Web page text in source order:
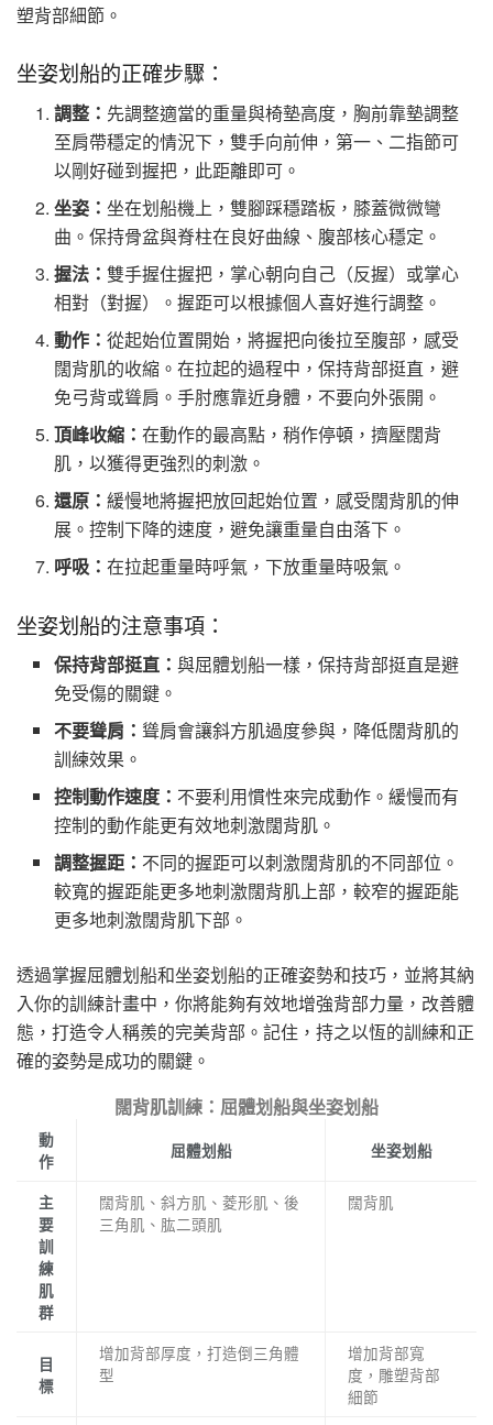
塑背部細節。
坐姿划船的正確步驟：
調整： 先調整適當的重量與椅墊高度，胸前靠墊調整
至肩帶穩定的情況下，雙手向前伸，第一、二指節可
以剛好碰到握把，此距離即可。
坐姿：坐在划船機上，雙腳踩穩踏板，膝蓋微微彎
曲。保持骨盆與脊柱在良好曲線、腹部核心穩定。
握法：雙手握住握把，掌心朝向自己（反握）或掌心
相對（對握）。握距可以根據個人喜好進行調整。
動作：從起始位置開始，將握把向後拉至腹部，感受
闊背肌的收縮。在拉起的過程中，保持背部挺直，避
免弓背或聳肩。手肘應靠近身體，不要向外張開。
頂峰收縮：在動作的最高點，稍作停頓，擠壓闊背
肌，以獲得更強烈的刺激。
還原：緩慢地將握把放回起始位置，感受闊背肌的伸
展。控制下降的速度，避免讓重量自由落下。
呼吸：在拉起重量時呼氣，下放重量時吸氣。
坐姿划船的注意事項：
保持背部挺直：與屈體划船一樣，保持背部挺直是避
免受傷的關鍵。
不要聳肩：聳肩會讓斜方肌過度參與，降低闊背肌的
訓練效果。
控制動作速度： 不要利用慣性來完成動作。緩慢而有
控制的動作能更有效地刺激闊背肌。
調整握距： 不同的握距可以刺激闊背肌的不同部位。
較寬的握距能更多地刺激闊背肌上部，較窄的握距能
更多地刺激闊背肌下部。
透過掌握屈體划船和坐姿划船的正確姿勢和技巧，並將其納
入你的訓練計畫中，你將能夠有效地增強背部力量，改善體
態，打造令人稱羨的完美背部。記住，持之以恆的訓練和正
確的姿勢是成功的關鍵。
闊背肌訓練：屈體划船與坐姿划船
動
作
屈體划船 坐姿划船
主
要
訓
練
肌
群
闊背肌、斜方肌、菱形肌、後
三角肌、肱二頭肌
闊背肌
目
標
增加背部厚度，打造倒三角體
型
增加背部寬
度，雕塑背部
細節